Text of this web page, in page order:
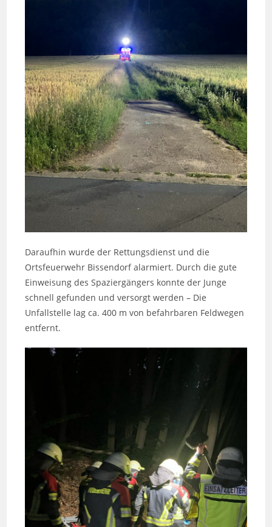
Daraufhin wurde der Rettungsdienst und die
Ortsfeuerwehr Bissendorf alarmiert. Durch die gute
Einweisung des Spaziergängers konnte der Junge
schnell gefunden und versorgt werden – Die
Unfallstelle lag ca. 400 m von befahrbaren Feldwegen
entfernt.